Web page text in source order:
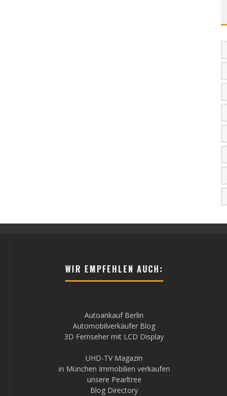
WIR EMPFEHLEN AUCH:
Autoankauf Berlin
Automobilverkäufer Blog
3D Fernseher mit LCD Display
UHD-TV Magazin
in München Immobilien verkaufen
unsere Pearltree
Blog Directory